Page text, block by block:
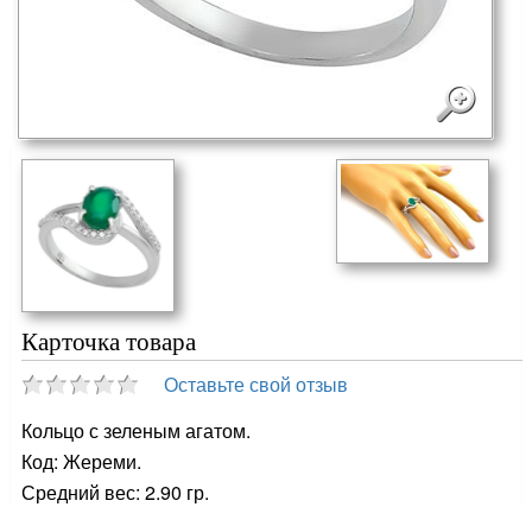
Карточка товара
Оставьте свой отзыв
Кольцо с зеленым агатом.
Код: Жереми.
Средний вес: 2.90 гр.